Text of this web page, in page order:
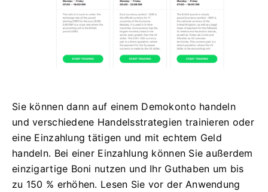
Sie können dann auf einem Demokonto handeln
und verschiedene Handelsstrategien trainieren oder
eine Einzahlung tätigen und mit echtem Geld
handeln. Bei einer Einzahlung können Sie außerdem
einzigartige Boni nutzen und Ihr Guthaben um bis
zu 150 % erhöhen. Lesen Sie vor der Anwendung